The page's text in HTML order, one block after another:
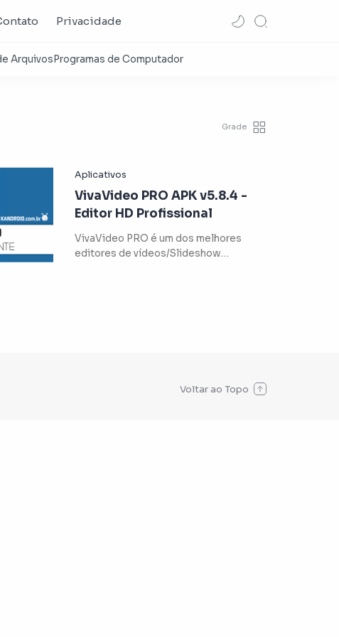
Privacidade
VivaVideo PRO APK v5.8.4 -
Editor HD Profissional
VivaVideo PRO é um dos melhores
editores de vídeos/Slideshow